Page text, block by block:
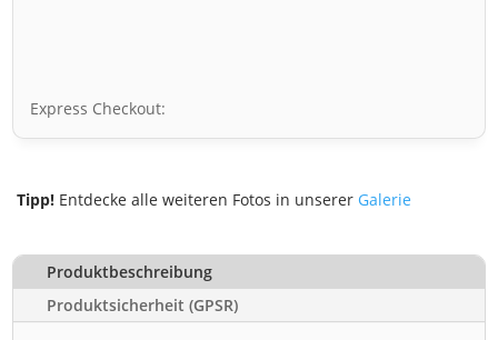
Express Checkout:
Tipp! Entdecke alle weiteren Fotos in unserer Galerie
Produktbeschreibung
Produktsicherheit (GPSR)